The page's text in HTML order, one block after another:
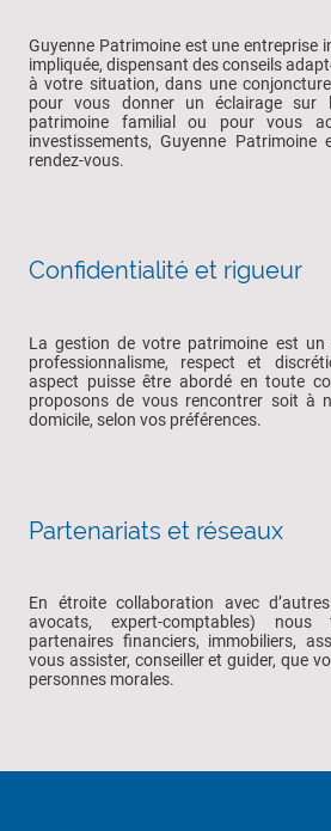
Guyenne Patrimoine est une entreprise
impliquée, dispensant des conseils
à votre situation, dans une
pour vous donner un éclairage sur
patrimoine familial ou pour vous
investissements, Guyenne
rendez-vous.
Confidentialité et rigueur
La gestion de votre patrimoine est un
professionnalisme, respect et
aspect puisse être abordé en toute
proposons de vous rencontrer soit à
domicile, selon vos préférences.
Partenariats et réseaux
En étroite collaboration avec
avocats, expert-comptables)
partenaires financiers, immobiliers,
vous assister, conseiller et guider, que
personnes morales.